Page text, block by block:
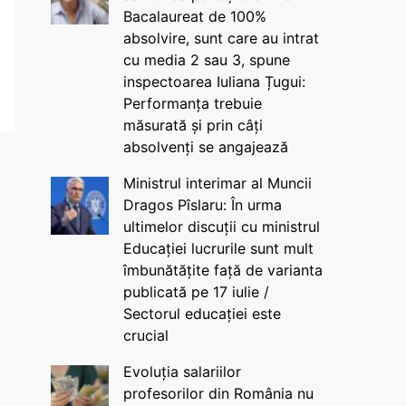
Bacalaureat de 100%
absolvire, sunt care au intrat
cu media 2 sau 3, spune
inspectoarea Iuliana Țugui:
Performanța trebuie
măsurată și prin câți
absolvenți se angajează
Ministrul interimar al Muncii
Dragos Pîslaru: În urma
ultimelor discuții cu ministrul
Educației lucrurile sunt mult
îmbunătățite față de varianta
publicată pe 17 iulie /
Sectorul educației este
crucial
Evoluția salariilor
profesorilor din România nu